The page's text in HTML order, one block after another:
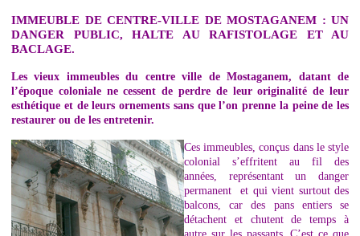
IMMEUBLE DE CENTRE-VILLE DE MOSTAGANEM : UN
DANGER PUBLIC, HALTE AU RAFISTOLAGE ET AU
BACLAGE.
Les vieux immeubles du centre ville de Mostaganem, datant de
l’époque coloniale ne cessent de perdre de leur originalité de leur
esthétique et de leurs ornements sans que l’on prenne la peine de les
restaurer ou de les entretenir.
Ces immeubles, conçus dans le style
colonial s’effritent au fil des
années, représentant un danger
permanent et qui vient surtout des
balcons, car des pans entiers se
détachent et chutent de temps à